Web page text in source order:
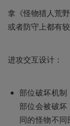
拿《怪物猎人荒
或者防守上都有
进攻交互设计：
部位破坏机
部位会被破坏
同的怪物不